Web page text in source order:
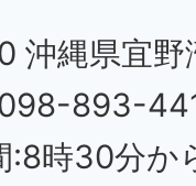
沖縄県宜野
893-
:8時30分か